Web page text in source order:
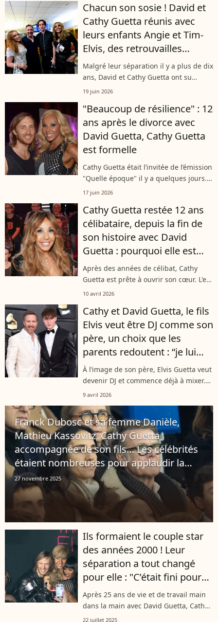
jeune prodige de la musique
électronique...
Chacun son sosie ! David et
Cathy Guetta réunis avec
leurs enfants Angie et Tim-
Elvis, des retrouvailles
festives à leur image !
Malgré leur séparation il y a plus de dix
ans, David et Cathy Guetta ont su
préserver des liens solides pour leurs
famille s'est retrouvée à...
19 juin 2026
"Beaucoup de résilience" : 12
ans après le divorce avec
David Guetta, Cathy Guetta
est formelle
Cathy Guetta était l’invitée de l’émission
"Quelle époque" il y a quelques jours.
L’occasion pour elle de revenir sur sa
surtout sur leur divorce officialisé...
17 juin 2026
Cathy Guetta restée 12 ans
célibataire, depuis la fin de
son histoire avec David
Guetta : pourquoi elle est
enfin prête à refaire sa vie
Après des années de célibat, Cathy
Guetta est prête à ouvrir son cœur. L'ex-
épouse de David Guetta, mère
sentimentales après une décennie de...
10 avril 2026
Cathy et David Guetta, le fils
Elvis veut être DJ comme son
père, un choix que les
parents redoutent : “je lui
laisse trois ou quatre ans"
À l’image de son père, Elvis Guetta veut
devenir DJ et commence déjà à mixer.
Un choix que ses parents redoutent,
confié dans le dernier numéro...
9 avril 2026
Franck Dubosc et sa femme Danièle,
Mathieu Kassovitz, Cathy Guetta
accompagnée de son fils… Les célébrités
étaient nombreuses pour applaudir la
victoire du PSG contre Tottenham !
27 novembre 2025
Ils formaient le couple star
des années 2000 ! Leur
séparation a tout changé
pour elle : "C’était fini pour
moi tout ça"
Après 25 ans de vie et de travail main
dans la main avec David Guetta, Cathy
Guetta a vécu une double rupture : la
22 juillet 2025